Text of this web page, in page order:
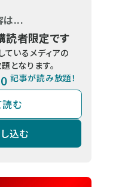
は...
読者限定です
ているメディアの
となります。
記事が読み放題！
読む
込む